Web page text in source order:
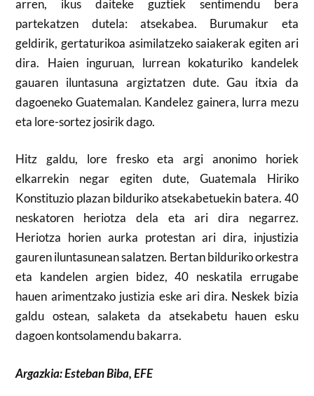
arren, ikus daiteke guztiek sentimendu bera
partekatzen dutela: atsekabea. Burumakur eta
geldirik, gertaturikoa asimilatzeko saiakerak egiten ari
dira. Haien inguruan, lurrean kokaturiko kandelek
gauaren iluntasuna argiztatzen dute. Gau itxia da
dagoeneko Guatemalan. Kandelez gainera, lurra mezu
eta lore-sortez josirik dago.
Hitz galdu, lore fresko eta argi anonimo horiek
elkarrekin negar egiten dute, Guatemala Hiriko
Konstituzio plazan bilduriko atsekabetuekin batera. 40
neskatoren heriotza dela eta ari dira negarrez.
Heriotza horien aurka protestan ari dira, injustizia
gauren iluntasunean salatzen. Bertan bilduriko orkestra
eta kandelen argien bidez, 40 neskatila errugabe
hauen arimentzako justizia eske ari dira. Neskek bizia
galdu ostean, salaketa da atsekabetu hauen esku
dagoen kontsolamendu bakarra.
Argazkia: Esteban Biba, EFE